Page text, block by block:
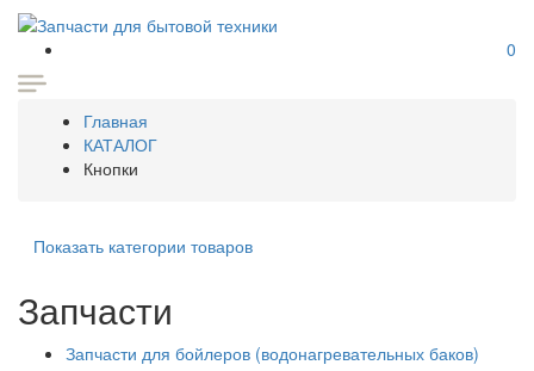
0
Главная
КАТАЛОГ
Кнопки
Показать категории товаров
Запчасти
Запчасти для бойлеров (водонагревательных баков)